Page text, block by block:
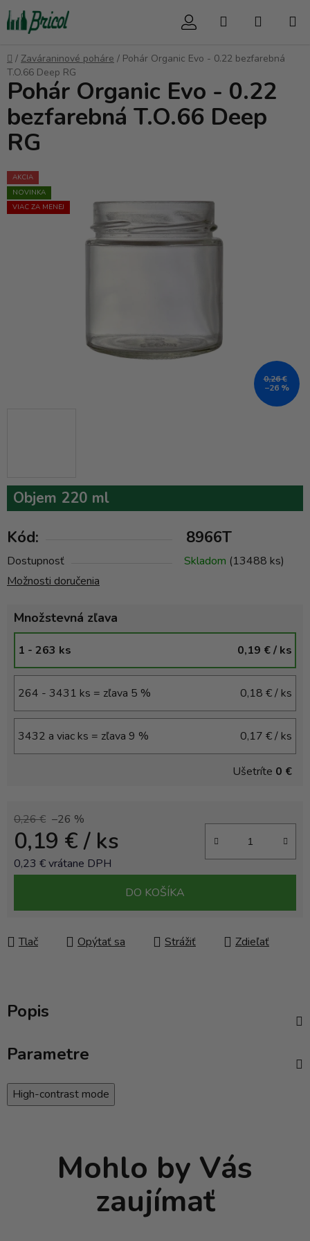
Prejsť
na
obsah
Hľadať
Domov
/ Zaváraninové poháre / Pohár Organic Evo - 0.22 bezfarebná
T.O.66 Deep RG
Objem 220 ml
Kód: 8966T
Dostupnosť Skladom (13488 ks)
Možnosti doručenia
Množstevná zľava
1 - 263 ks 0,19 €/ ks
264 - 3431 ks = zľava 5 % 0,18 €/ ks
3432 a viac ks = zľava 9 % 0,17 €/ ks
Ušetríte 0 €
0,26 € –26 %
0,19 €/ ks
0,23 € vrátane DPH
DO KOŠÍKA
Tlač Opýtať sa Strážiť Zdieľať
Pohár Organic Evo - 0.22
bezfarebná T.O.66 Deep
RG
AKCIA
NOVINKA
VIAC ZA MENEJ
0,26 €
–26 %
Popis
Parametre
High-contrast mode
Mohlo by Vás
zaujímať